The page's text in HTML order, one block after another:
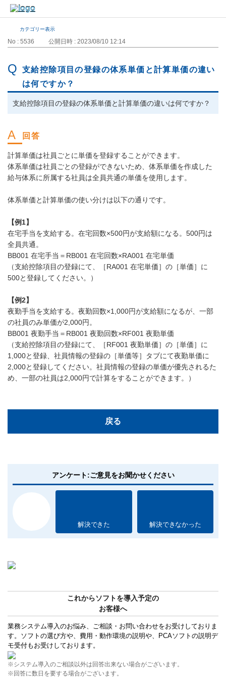
カテゴリー表示
No : 5536 公開日時 : 2023/08/10 12:14
支給控除項目の登録の体系単価と計算単価の違い
は何ですか？
支給控除項目の登録の体系単価と計算単価の違いは何ですか？
計算単価は社員ごとに単価を登録することができます。
体系単価は社員ごとの登録ができないため、体系単価を作成した
給与体系に所属する社員は全員共通の単価を使用します。
体系単価と計算単価の使い分けは以下の通りです。
【例1】
在宅手当を支給する。在宅回数×500円が支給額になる。500円は
全員共通。
BB001 在宅手当＝RB001 在宅回数×RA001 在宅単価
（支給控除項目の登録にて、［RA001 在宅単価］の［単価］に
500と登録してください。）
【例2】
夜勤手当を支給する。夜勤回数×1,000円が支給額になるが、一部
の社員のみ単価が2,000円。
BB001 夜勤手当＝RB001 夜勤回数×RF001 夜勤単価
（支給控除項目の登録にて、［RF001 夜勤単価］の［単価］に
1,000と登録、社員情報の登録の［単価等］タブにて夜勤単価に
2,000と登録してください。社員情報の登録の単価が優先されるた
め、一部の社員は2,000円で計算をすることができます。）
戻る
アンケート:ご意見をお聞かせください
解決できた 解決できなかった
これからソフトを導入予定の
お客様へ
業務システム導入のお悩み、ご相談・お問い合わせをお受けしておりま
す。ソフトの選び方や、費用・動作環境の説明や、PCAソフトの説明デ
モ受付もお受けしております。
※システム導入のご相談以外は回答出来ない場合がございます。
※回答に数日を要する場合がございます。